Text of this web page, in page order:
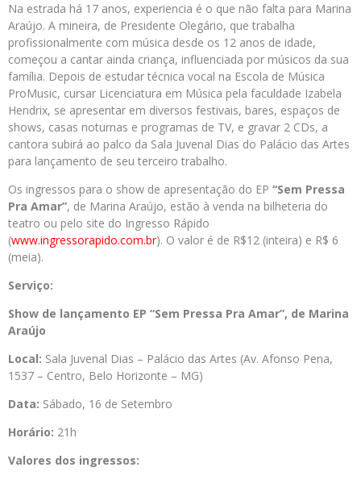
Na estrada há 17 anos, experiencia é o que não falta para Marina
Araújo. A mineira, de Presidente Olegário, que trabalha
profissionalmente com música desde os 12 anos de idade,
começou a cantar ainda criança, influenciada por músicos da sua
família. Depois de estudar técnica vocal na Escola de Música
ProMusic, cursar Licenciatura em Música pela faculdade Izabela
Hendrix, se apresentar em diversos festivais, bares, espaços de
shows, casas noturnas e programas de TV, e gravar 2 CDs, a
cantora subirá ao palco da Sala Juvenal Dias do Palácio das Artes
para lançamento de seu terceiro trabalho.
Os ingressos para o show de apresentação do EP “Sem Pressa
Pra Amar”, de Marina Araújo, estão à venda na bilheteria do
teatro ou pelo site do Ingresso Rápido
(www.ingressorapido.com.br). O valor é de R$12 (inteira) e R$ 6
(meia).
Serviço:
Show de lançamento EP “Sem Pressa Pra Amar”, de Marina
Araújo
Local: Sala Juvenal Dias – Palácio das Artes (Av. Afonso Pena,
1537 – Centro, Belo Horizonte – MG)
Data: Sábado, 16 de Setembro
Horário: 21h
Valores dos ingressos: